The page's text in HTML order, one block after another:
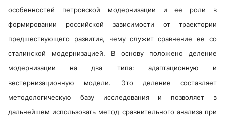
особенностей петровской модернизации и ее роли в
формировании российской зависимости от траектории
предшествующего развития, чему служит сравнение ее со
сталинской модернизацией. В основу положено деление
модернизации на два типа: адаптационную и
вестернизационную модели. Это деление составляет
методологическую базу исследования и позволяет в
дальнейшем использовать метод сравнительного анализа при